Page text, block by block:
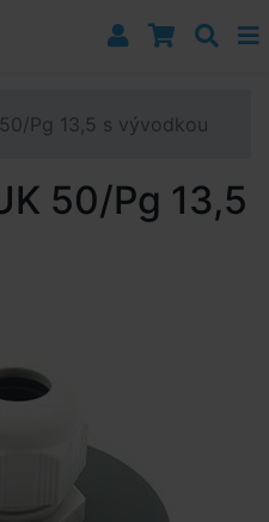
Pg 13,5 s vývodkou
50/Pg 13,5